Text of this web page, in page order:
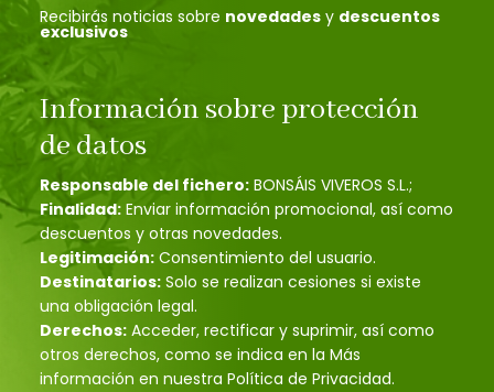
Recibirás noticias sobre novedades y descuentos
exclusivos
Información sobre protección
de datos
Responsable del fichero: BONSÁIS VIVEROS S.L.;
Finalidad: Enviar información promocional, así como
descuentos y otras novedades.
Legitimación: Consentimiento del usuario.
Destinatarios: Solo se realizan cesiones si existe
una obligación legal.
Derechos: Acceder, rectificar y suprimir, así como
otros derechos, como se indica en la Más
información en nuestra Política de Privacidad.